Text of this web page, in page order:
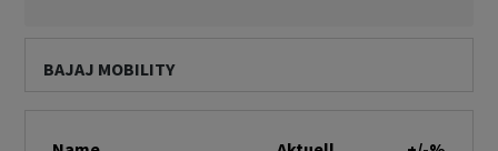
BAJAJ MOBILITY